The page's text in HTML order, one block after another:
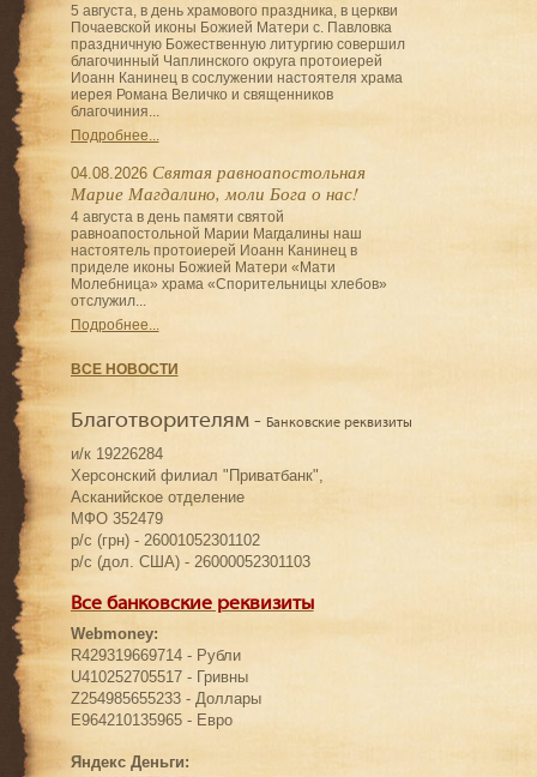
5 августа, в день храмового праздника, в церкви
Почаевской иконы Божией Матери с. Павловка
праздничную Божественную литургию совершил
благочинный Чаплинского округа протоиерей
Иоанн Канинец в сослужении настоятеля храма
иерея Романа Величко и священников
благочиния...
Подробнее...
04.08.2026 Святая равноапостольная
Марие Магдалино, моли Бога о нас!
4 августа в день памяти святой
равноапостольной Марии Магдалины наш
настоятель протоиерей Иоанн Канинец в
приделе иконы Божией Матери «Мати
Молебница» храма «Спорительницы хлебов»
отслужил...
Подробнее...
ВСЕ НОВОСТИ
Благотворителям - Банковские реквизиты
и/к 19226284
Херсонский филиал "Приватбанк",
Асканийское отделение
МФО 352479
р/с (грн) - 26001052301102
р/с (дол. США) - 26000052301103
Все банковские реквизиты
Webmoney:
R429319669714 - Рубли
U410252705517 - Гривны
Z254985655233 - Доллары
E964210135965 - Евро
Яндекс Деньги: